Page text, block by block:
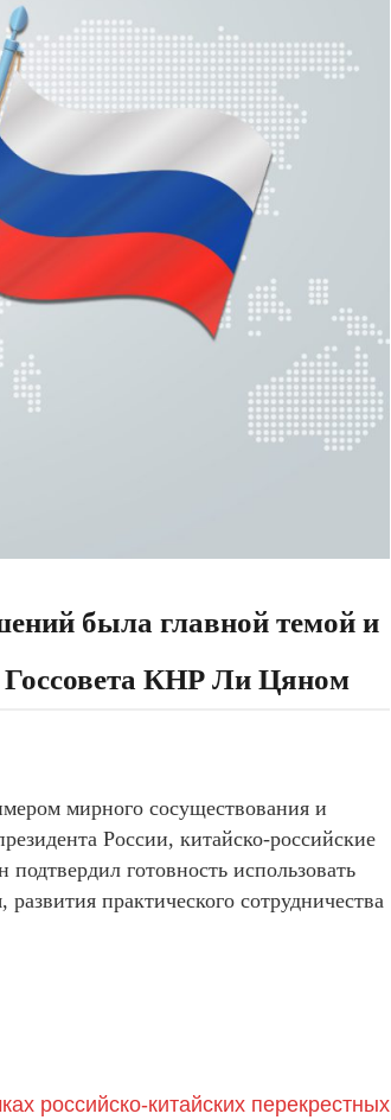
была главной темой и
Госсовета КНР Ли Цяном
мирного сосуществования и
России, китайско-российские
готовность использовать
практического сотрудничества
российско-китайских перекрестных